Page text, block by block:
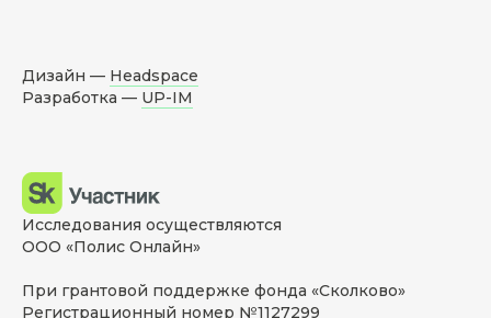
Дизайн — Headspace
Разработка — UP-IM
Исследования осуществляются
ООО «Полис Онлайн»
При грантовой поддержке фонда «Сколково»
Регистрационный номер №1127299